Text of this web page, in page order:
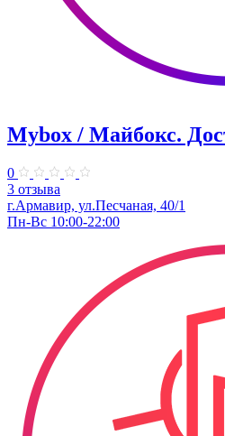
Mybox / Майбокс.
0
3 отзыва
г.Армавир, ул.Песчаная, 40/1
Пн-Вс 10:00-22:00